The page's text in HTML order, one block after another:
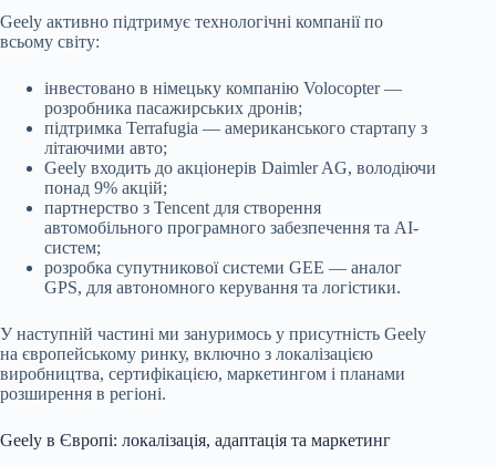
Geely активно підтримує технологічні компанії по
всьому світу:
інвестовано в німецьку компанію Volocopter —
розробника пасажирських дронів;
підтримка Terrafugia — американського стартапу з
літаючими авто;
Geely входить до акціонерів Daimler AG, володіючи
понад 9% акцій;
партнерство з Tencent для створення
автомобільного програмного забезпечення та AI-
систем;
розробка супутникової системи GEE — аналог
GPS, для автономного керування та логістики.
У наступній частині ми зануримось у присутність Geely
на європейському ринку, включно з локалізацією
виробництва, сертифікацією, маркетингом і планами
розширення в регіоні.
Geely в Європі: локалізація, адаптація та маркетинг